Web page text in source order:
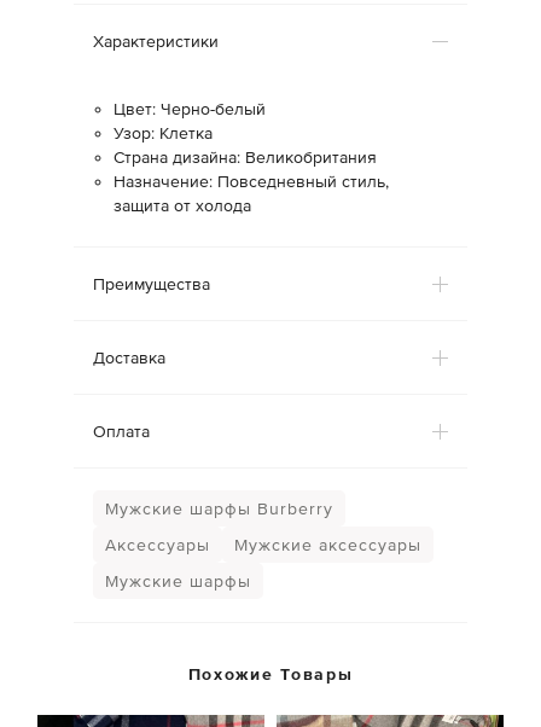
Характеристики
Цвет: Черно-белый
Узор: Клетка
Страна дизайна: Великобритания
Назначение: Повседневный стиль,
защита от холода
Преимущества
Доставка
Оплата
Мужские шарфы Burberry
Аксессуары
Мужские аксессуары
Мужские шарфы
Похожие Товары